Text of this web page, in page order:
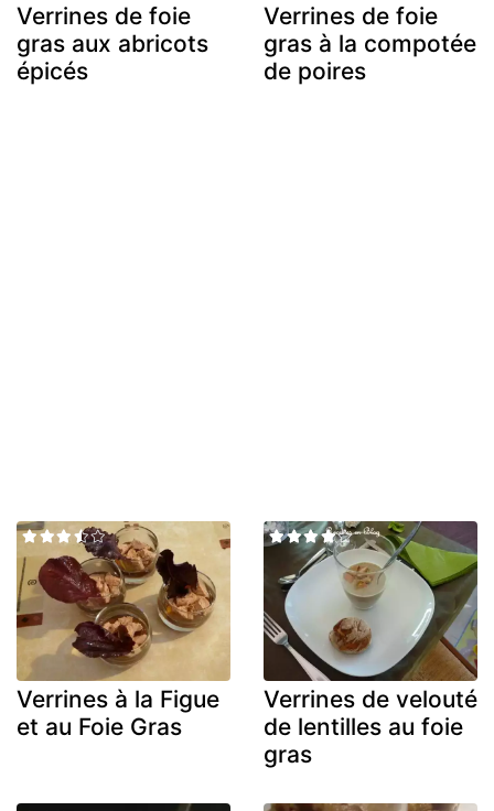
Verrines de foie
gras aux abricots
épicés
Verrines de foie
gras à la compotée
de poires
Verrines à la Figue
et au Foie Gras
Verrines de velouté
de lentilles au foie
gras